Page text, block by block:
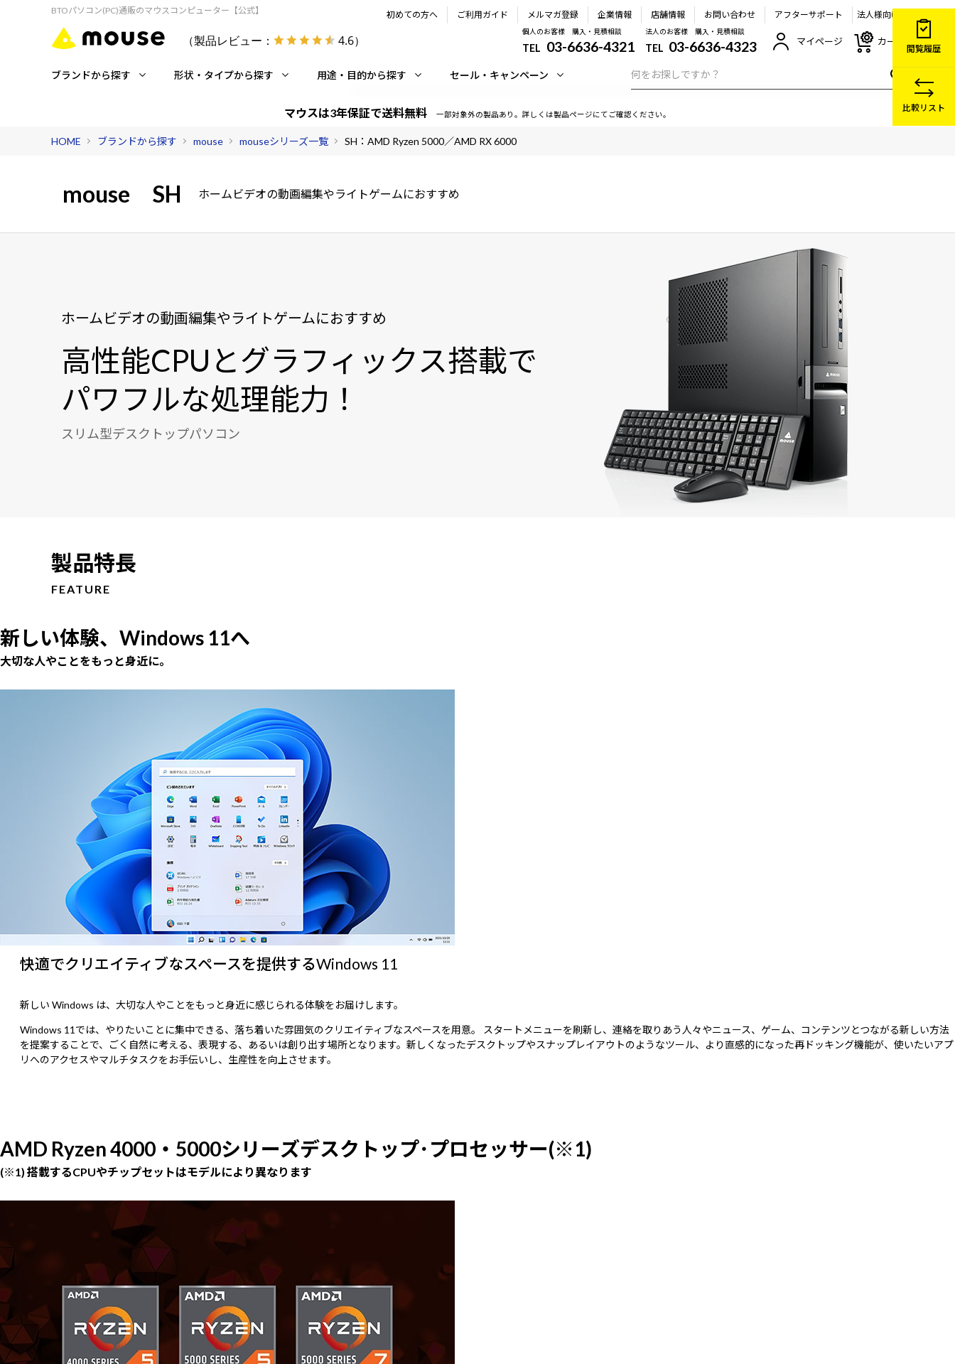
BTOパソコン(PC)通販のマウスコンピューター【公式】
（製品レビュー： 4.6）
初めての方へ ご利用ガイド メルマガ登録 企業情報 店舗情報 お問い合わせ アフターサポート 法人様向け
個人のお客様 購入・見積相談
TEL 03-6636-4321
法人のお客様 購入・見積相談
TEL 03-6636-4323 マイページ カート
ブランドから探す 形状・タイプから探す 用途・目的から探す セール・キャンペーン
マウスは3年保証で送料無料 一部対象外の製品あり。詳しくは製品ページにてご確認ください。
HOME ブランドから探す mouse mouseシリーズ一覧 SH：AMD Ryzen 5000／AMD RX 6000
mouse SH ホームビデオの動画編集やライトゲームにおすすめ
ホームビデオの動画編集やライトゲームにおすすめ
高性能CPUとグラフィックス搭載で
パワフルな処理能力！
スリム型デスクトップパソコン
製品特長
FEATURE
新しい体験、Windows 11へ
大切な人やことをもっと身近に。
快適でクリエイティブなスペースを提供するWindows 11
新しい Windows は、大切な人やことをもっと身近に感じられる体験をお届けします。
Windows 11では、やりたいことに集中できる、落ち着いた雰囲気のクリエイティブなスペースを用意。 スタートメニューを刷新し、連絡を取りあう人々やニュース、ゲーム、コンテンツとつながる新しい方法
を提案することで、ごく自然に考える、表現する、あるいは創り出す場所となります。新しくなったデスクトップやスナップレイアウトのようなツール、より直感的になった再ドッキング機能が、使いたいアプ
リへのアクセスやマルチタスクをお手伝いし、生産性を向上させます。
AMD Ryzen 4000・5000シリーズデスクトップ･プロセッサー(※1)
(※1) 搭載するCPUやチップセットはモデルにより異なります
閲覧履歴
比較リスト